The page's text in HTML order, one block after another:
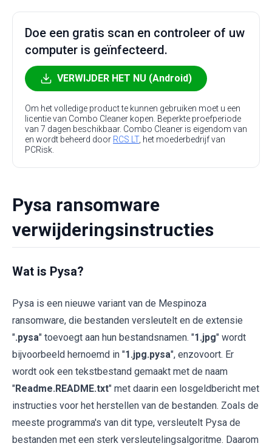
Doe een gratis scan en controleer of uw
computer is geïnfecteerd.
VERWIJDER HET NU (Android)
Om het volledige product te kunnen gebruiken moet u een
licentie van Combo Cleaner kopen. Beperkte proefperiode
van 7 dagen beschikbaar. Combo Cleaner is eigendom van
en wordt beheerd door RCS LT, het moederbedrijf van
PCRisk.
Pysa ransomware
verwijderingsinstructies
Wat is Pysa?
Pysa is een nieuwe variant van de Mespinoza
ransomware, die bestanden versleutelt en de extensie
".pysa" toevoegt aan hun bestandsnamen. "1.jpg" wordt
bijvoorbeeld hernoemd in "1.jpg.pysa", enzovoort. Er
wordt ook een tekstbestand gemaakt met de naam
"Readme.README.txt" met daarin een losgeldbericht met
instructies voor het herstellen van de bestanden. Zoals de
meeste programma's van dit type, versleutelt Pysa de
bestanden met een sterk versleutelingsalgoritme. Daarom